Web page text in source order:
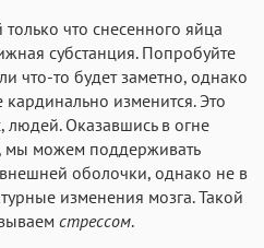
что снесенного яйца
субстанция. Попробуйте
что-то будет заметно, однако
изменится. Это
людей. Оказавшись в огне
мы можем поддерживать
оболочки, однако не в
изменения мозга. Такой
стрессом.